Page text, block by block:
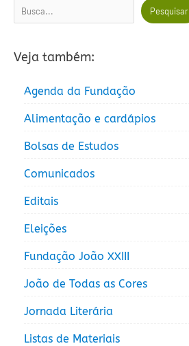
Pesquisar Pesquisar
Veja também:
Agenda da Fundação
Alimentação e cardápios
Bolsas de Estudos
Comunicados
Editais
Eleições
Fundação João XXIII
João de Todas as Cores
Jornada Literária
Listas de Materiais